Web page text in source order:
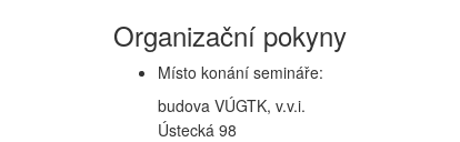
Organizační pokyny
Místo konání semináře:
budova VÚGTK, v.v.i.
Ústecká 98